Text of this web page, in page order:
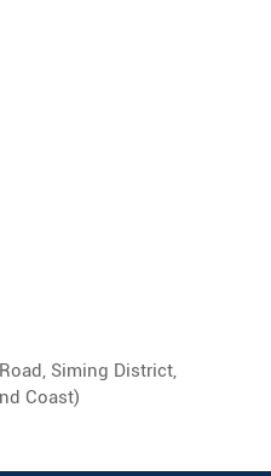
Siming District,
Coast)